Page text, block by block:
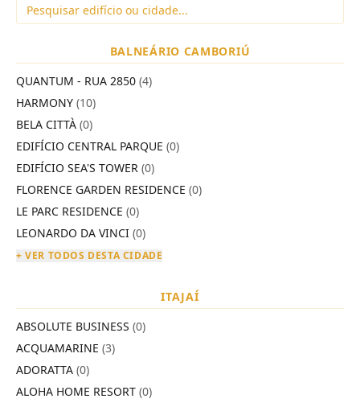
BALNEÁRIO CAMBORIÚ
QUANTUM - RUA 2850 (4)
HARMONY (10)
BELA CITTÀ (0)
EDIFÍCIO CENTRAL PARQUE (0)
EDIFÍCIO SEA'S TOWER (0)
FLORENCE GARDEN RESIDENCE (0)
LE PARC RESIDENCE (0)
LEONARDO DA VINCI (0)
+ VER TODOS DESTA CIDADE
ITAJAÍ
ABSOLUTE BUSINESS (0)
ACQUAMARINE (3)
ADORATTA (0)
ALOHA HOME RESORT (0)